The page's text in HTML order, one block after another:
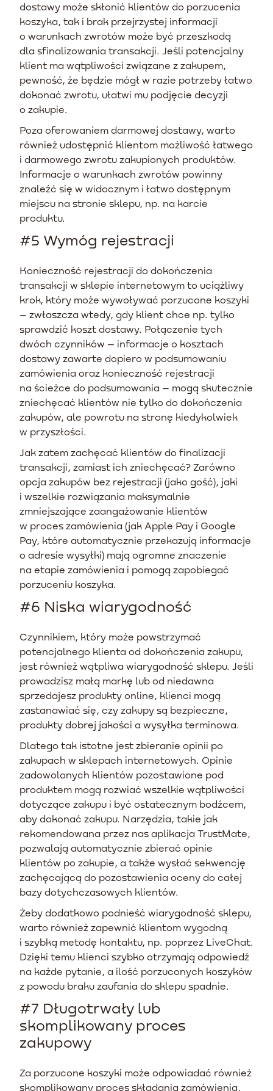
dostawy może skłonić klientów do porzucenia
koszyka, tak i brak przejrzystej informacji
o warunkach zwrotów może być przeszkodą
dla sfinalizowania transakcji. Jeśli potencjalny
klient ma wątpliwości związane z zakupem,
pewność, że będzie mógł w razie potrzeby łatwo
dokonać zwrotu, ułatwi mu podjęcie decyzji
o zakupie.
Poza oferowaniem darmowej dostawy, warto
również udostępnić klientom możliwość łatwego
i darmowego zwrotu zakupionych produktów.
Informacje o warunkach zwrotów powinny
znaleźć się w widocznym i łatwo dostępnym
miejscu na stronie sklepu, np. na karcie
produktu.
#5 Wymóg rejestracji
Konieczność rejestracji do dokończenia
transakcji w sklepie internetowym to uciążliwy
krok, który może wywoływać porzucone koszyki
– zwłaszcza wtedy, gdy klient chce np. tylko
sprawdzić koszt dostawy. Połączenie tych
dwóch czynników – informacje o kosztach
dostawy zawarte dopiero w podsumowaniu
zamówienia oraz konieczność rejestracji
na ścieżce do podsumowania – mogą skutecznie
zniechęcać klientów nie tylko do dokończenia
zakupów, ale powrotu na stronę kiedykolwiek
w przyszłości.
Jak zatem zachęcać klientów do finalizacji
transakcji, zamiast ich zniechęcać? Zarówno
opcja zakupów bez rejestracji (jako gość), jaki
i wszelkie rozwiązania maksymalnie
zmniejszające zaangażowanie klientów
w proces zamówienia (jak Apple Pay i Google
Pay, które automatycznie przekazują informacje
o adresie wysyłki) mają ogromne znaczenie
na etapie zamówienia i pomogą zapobiegać
porzuceniu koszyka.
#6 Niska wiarygodność
Czynnikiem, który może powstrzymać
potencjalnego klienta od dokończenia zakupu,
jest również wątpliwa wiarygodność sklepu. Jeśli
prowadzisz małą markę lub od niedawna
sprzedajesz produkty online, klienci mogą
zastanawiać się, czy zakupy są bezpieczne,
produkty dobrej jakości a wysyłka terminowa.
Dlatego tak istotne jest zbieranie opinii po
zakupach w sklepach internetowych. Opinie
zadowolonych klientów pozostawione pod
produktem mogą rozwiać wszelkie wątpliwości
dotyczące zakupu i być ostatecznym bodźcem,
aby dokonać zakupu. Narzędzia, takie jak
rekomendowana przez nas aplikacja TrustMate,
pozwalają automatycznie zbierać opinie
klientów po zakupie, a także wysłać sekwencję
zachęcającą do pozostawienia oceny do całej
bazy dotychczasowych klientów.
Żeby dodatkowo podnieść wiarygodność sklepu,
warto również zapewnić klientom wygodną
i szybką metodę kontaktu, np. poprzez LiveChat.
Dzięki temu klienci szybko otrzymają odpowiedź
na każde pytanie, a ilość porzuconych koszyków
z powodu braku zaufania do sklepu spadnie.
#7 Długotrwały lub
skomplikowany proces
zakupowy
Za porzucone koszyki może odpowiadać również
skomplikowany proces składania zamówienia,